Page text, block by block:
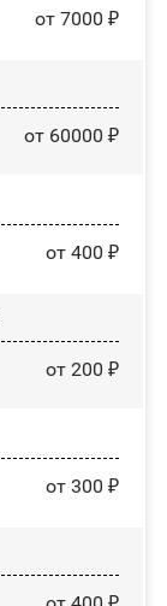
от 7000 ₽
от 60000 ₽
от 400 ₽
от 200 ₽
от 300 ₽